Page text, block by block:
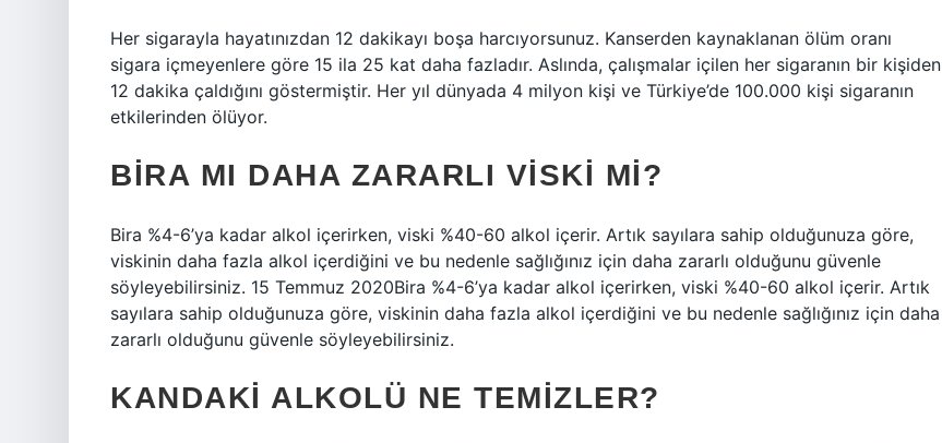
Her sigarayla hayatınızdan 12 dakikayı boşa harcıyorsunuz. Kanserden kaynaklanan ölüm oranı
sigara içmeyenlere göre 15 ila 25 kat daha fazladır. Aslında, çalışmalar içilen her sigaranın bir kişiden
12 dakika çaldığını göstermiştir. Her yıl dünyada 4 milyon kişi ve Türkiye’de 100.000 kişi sigaranın
etkilerinden ölüyor.
BIRA MI DAHA ZARARLI VISKI MI?
Bira %4-6’ya kadar alkol içerirken, viski %40-60 alkol içerir. Artık sayılara sahip olduğunuza göre,
viskinin daha fazla alkol içerdiğini ve bu nedenle sağlığınız için daha zararlı olduğunu güvenle
söyleyebilirsiniz. 15 Temmuz 2020Bira %4-6’ya kadar alkol içerirken, viski %40-60 alkol içerir. Artık
sayılara sahip olduğunuza göre, viskinin daha fazla alkol içerdiğini ve bu nedenle sağlığınız için daha
zararlı olduğunu güvenle söyleyebilirsiniz.
KANDAKI ALKOLÜ NE TEMIZLER?